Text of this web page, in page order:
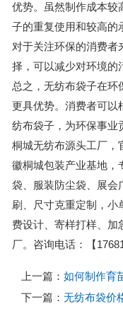
优势。虽然制作成本较
子的重复使用和较高的
对于关注环保的消费者
择，可以减少对环境的
总之，无纺布袋子在环
更具优势。消费者可以
纺布袋子，为环保事业
桐城无纺布源头工厂，
徽桐城包装产业基地，
袋、服装防尘袋、展会
刷、尺寸克重定制，小
费设计、寄样打样、加
厂。咨询电话：【
上一篇： 如何制作育
下一篇： 无纺布袋价